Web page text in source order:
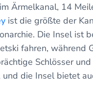
Ärmelkanal, 14
ist die größte der
Die Insel ist
fahren, während
Schlösser
die Insel bietet